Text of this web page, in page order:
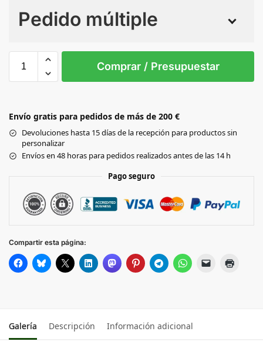
Pedido múltiple
M
CHERRY
Black
Comprar / Presupuestar
Envío gratis para pedidos de más de 200 €
Devoluciones hasta 15 días de la recepción para productos sin
personalizar
Envíos en 48 horas para pedidos realizados antes de las 14 h
Pago seguro
Compartir esta página:
Galería Descripción Información adicional